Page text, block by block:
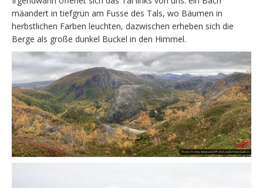
mäandert in tiefgrün am Fusse des Tals, wo Bäumen in
herbstlichen Farben leuchten, dazwischen erheben sich die
Berge als große dunkel Buckel in den Himmel.